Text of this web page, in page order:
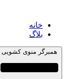
خانه
بلاگ
منوی کشویی